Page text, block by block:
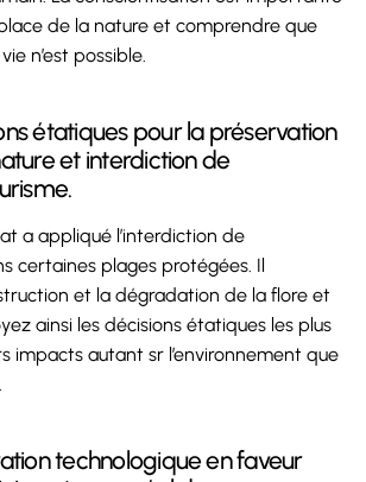
de la nature et comprendre que
n’est possible.
étatiques pour la préservation
et interdiction de
a appliqué l’interdiction de
certaines plages protégées. Il
et la dégradation de la flore et
ainsi les décisions étatiques les plus
impacts autant sr l’environnement que
technologique en faveur